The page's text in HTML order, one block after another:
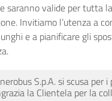
saranno valide per tutta
Invitiamo l’utenza a
e a pianificare gli
S.p.A. si scusa per
la Clientela per la